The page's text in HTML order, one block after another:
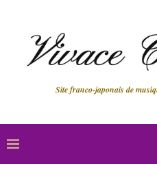
Site franco-japonais de